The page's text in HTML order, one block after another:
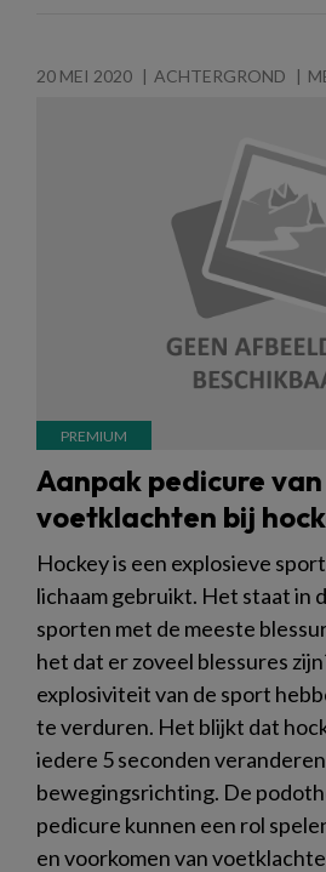
20 MEI 2020 ACHTERGROND
Aanpak pedicure van
voetklachten bij
Hockey is een explosieve
lichaam gebruikt. Het staat in
sporten met de meeste
het dat er zoveel blessures
explosiviteit van de sport
te verduren. Het blijkt dat
iedere 5 seconden
bewegingsrichting. De
pedicure kunnen een rol
en voorkomen van